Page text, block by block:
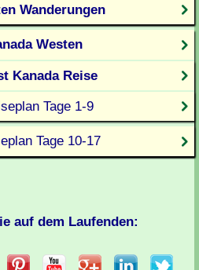
Wanderungen
Westen
Kanada Reise
Tage 1-9
Tage 10-17
auf dem Laufenden: